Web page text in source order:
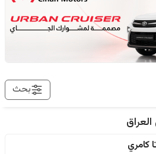
بحث
العراق
كامري